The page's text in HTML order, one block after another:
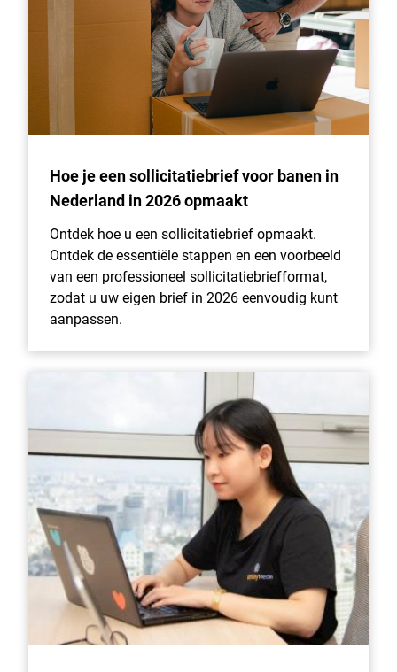
Hoe je een sollicitatiebrief voor banen in
Nederland in 2026 opmaakt
Ontdek hoe u een sollicitatiebrief opmaakt.
Ontdek de essentiële stappen en een voorbeeld
van een professioneel sollicitatiebriefformat,
zodat u uw eigen brief in 2026 eenvoudig kunt
aanpassen.